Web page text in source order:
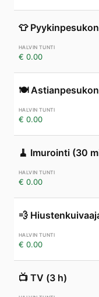
👕
€ 0.00
🍽️
€ 0.00
🧹 Imurointi (30
€ 0.00
💨
€ 0.00
📺 TV (3 h)